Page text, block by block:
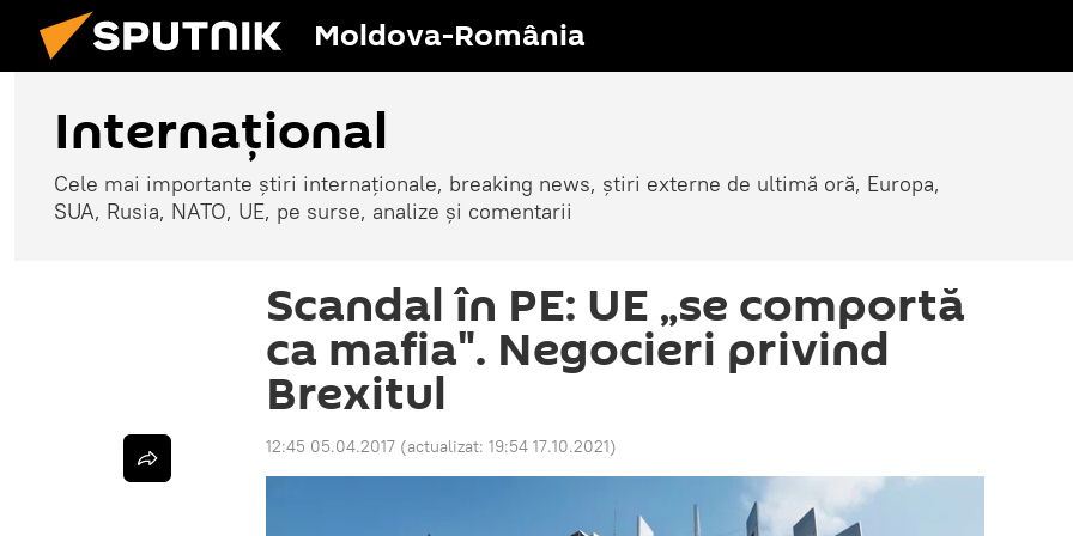
Moldova-România
Internaţional
Cele mai importante știri internaționale, breaking news, știri externe de ultimă oră, Europa,
SUA, Rusia, NATO, UE, pe surse, analize și comentarii
Scandal în PE: UE „se comportă
ca mafia". Negocieri privind
Brexitul
12:45 05.04.2017 (actualizat: 19:54 17.10.2021)